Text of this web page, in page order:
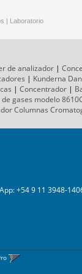
| Laboratorio
de analizador|
| Kunderna
| Concentrador |
gases modelo
Columnas
+54 9 11 3948-